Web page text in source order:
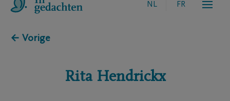
NL FR
← Vorige
Rita Hendrickx